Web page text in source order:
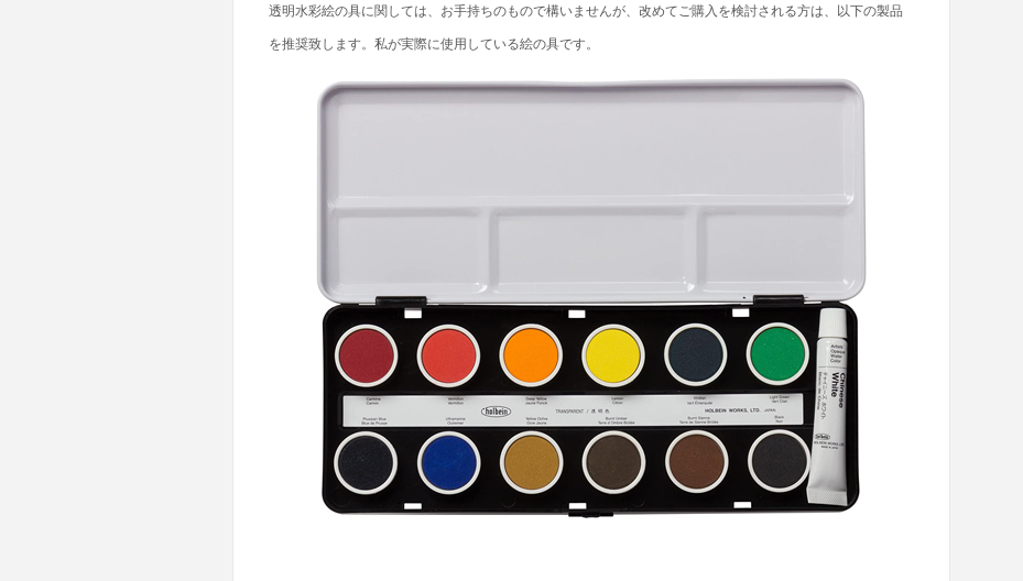
透明水彩絵の具に関しては、お手持ちのもので構いませんが、改めてご購入を検討される方は、以下の製品
を推奨致します。私が実際に使用している絵の具です。